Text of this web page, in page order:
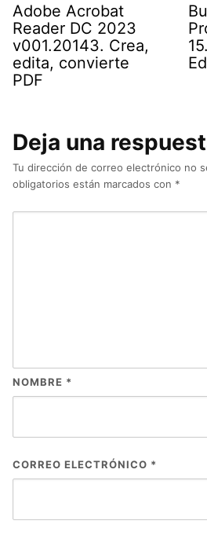
Adobe Acrobat
Reader DC 2023
v001.20143. Crea,
edita, convierte
PDF
Deja una
Tu dirección de correo electrónico no
obligatorios están marcados con *
NOMBRE *
CORREO ELECTRÓNICO *